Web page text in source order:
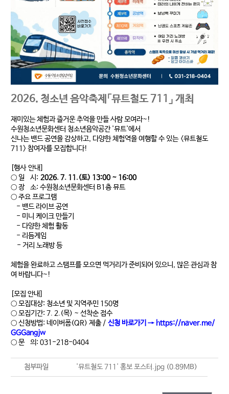
2026. 청소년 음악축제「뮤트철도 711」 개최
재미있는 체험과 즐거운 추억을 만들 사람 모여라~!
수원청소년문화센터 청소년음악공간 '뮤트'에서
신나는 밴드 공연을 감상하고, 다양한 체험역을 여행할 수 있는 <뮤트철도
711> 참여자를 모집합니다!
[행사 안내]
○ 일 시: 2026. 7. 11.(토) 13:00 ~ 16:00
○ 장 소: 수원청소년문화센터 B1층 뮤트
○ 주요 프로그램
- 밴드 라이브 공연
- 미니 케이크 만들기
- 다양한 체험 활동
- 리듬게임
- 거리 노래방 등
체험을 완료하고 스탬프를 모으면 먹거리가 준비되어 있으니, 많은 관심과 참
여 바랍니다~!
[모집 안내]
○ 모집대상: 청소년 및 지역주민 150명
○ 모집기간: 7. 2.(목) ~ 선착순 접수
○ 신청방법: 네이버폼(QR) 제출 / 신청 바로가기 → https://naver.me/
GGGangjw
○ 문 의: 031-218-0404
첨부파일 '뮤트철도 711' 홍보 포스터.jpg (0.89MB)